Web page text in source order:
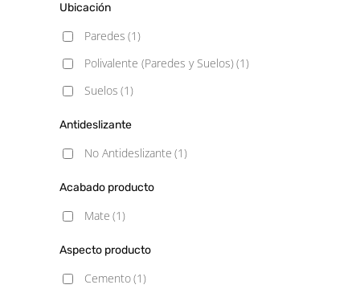
Ubicación
Paredes (1)
Polivalente (Paredes y Suelos)(1)
Suelos (1)
Antideslizante
No Antideslizante (1)
Acabado producto
Mate (1)
Aspecto producto
Cemento(1)